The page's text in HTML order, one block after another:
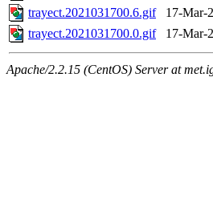
trayect.2021031700.6.gif
17-Mar-
trayect.2021031700.0.gif
17-Mar-
Apache/2.2.15 (CentOS) Server at